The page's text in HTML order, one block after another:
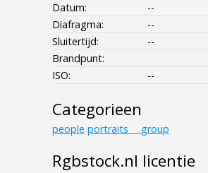
Datum:
--
Diafragma:
--
Sluitertijd:
--
Brandpunt:
ISO:
--
Categorieen
people portraits___group
Rgbstock.nl licentie